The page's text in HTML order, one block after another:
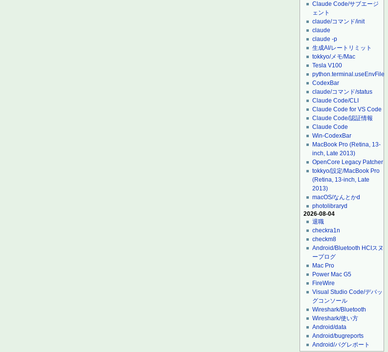
Claude Code/サブエージ
ェント
claude/コマンド/init
claude
claude -p
生成AI/レートリミット
tokkyo/メモ/Mac
Tesla V100
python.terminal.useEnvFile
CodexBar
claude/コマンド/status
Claude Code/CLI
Claude Code for VS Code
Claude Code/認証情報
Claude Code
Win-CodexBar
MacBook Pro (Retina, 13-
inch, Late 2013)
OpenCore Legacy Patcher
tokkyo/設定/MacBook Pro
(Retina, 13-inch, Late
2013)
macOS/なんとかd
photolibraryd
2026-08-04
退職
checkra1n
checkm8
Android/Bluetooth HCIスヌ
ープログ
Mac Pro
Power Mac G5
FireWire
Visual Studio Code/デバッ
グコンソール
Wireshark/Bluetooth
Wireshark/使い方
Android/data
Android/bugreports
Android/バグレポート